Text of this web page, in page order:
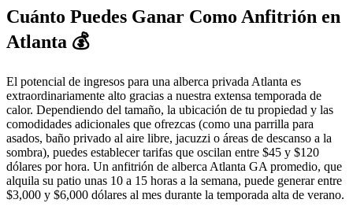
Cuánto Puedes Ganar Como Anfitrión en
Atlanta 💰
El potencial de ingresos para una alberca privada Atlanta es
extraordinariamente alto gracias a nuestra extensa temporada de
calor. Dependiendo del tamaño, la ubicación de tu propiedad y las
comodidades adicionales que ofrezcas (como una parrilla para
asados, baño privado al aire libre, jacuzzi o áreas de descanso a la
sombra), puedes establecer tarifas que oscilan entre $45 y $120
dólares por hora. Un anfitrión de alberca Atlanta GA promedio, que
alquila su patio unas 10 a 15 horas a la semana, puede generar entre
$3,000 y $6,000 dólares al mes durante la temporada alta de verano.